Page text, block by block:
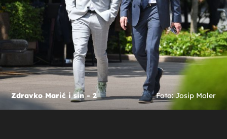
Zdravko Marić i sin - 2 Foto: Josip Moler